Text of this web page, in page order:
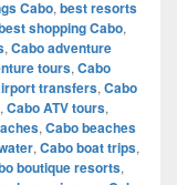
Cabo, best resorts
shopping Cabo,
, Cabo adventure
tours, Cabo
transfers, Cabo
, Cabo ATV tours,
, Cabo beaches
, Cabo boat trips,
boutique resorts,